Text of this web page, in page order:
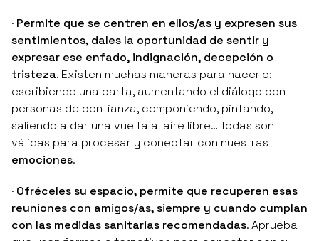
· Permite que se centren en ellos/as y expresen sus
sentimientos, dales la oportunidad de sentir y
expresar ese enfado, indignación, decepción o
tristeza. Existen muchas maneras para hacerlo:
escribiendo una carta, aumentando el diálogo con
personas de confianza, componiendo, pintando,
saliendo a dar una vuelta al aire libre… Todas son
válidas para procesar y conectar con nuestras
emociones.
· Ofréceles su espacio, permite que recuperen esas
reuniones con amigos/as, siempre y cuando cumplan
con las medidas sanitarias recomendadas. Aprueba